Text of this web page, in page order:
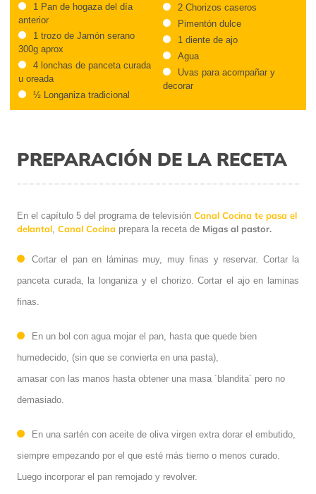
1 Pan de hogaza del día
anterior
1 trozo de Jamón serano
300g aprox
4 lonchas de panceta curada
u oreada
½ Longaniza tradicional
2 Chorizos caseros
Pimentón dulce
1 diente de ajo
Agua
Uvas para acompañar y
decorar
PREPARACIÓN DE LA RECETA
En el capítulo 5 del programa de televisión Canal Cocina te pasa el
delantal Canal Cocina prepara la receta de Migas al pastor.
Cortar el pan en láminas muy, muy finas y reservar. Cortar la
panceta curada, la longaniza y el chorizo. Cortar el ajo en laminas
finas.
En un bol con agua mojar el pan, hasta que quede bien
humedecido, (sin que se convierta en una pasta),
amasar con las manos hasta obtener una masa ´blandita´ pero no
demasiado.
En una sartén con aceite de oliva virgen extra dorar el embutido,
siempre empezando por el que esté más tierno o menos curado.
Luego incorporar el pan remojado y revolver.